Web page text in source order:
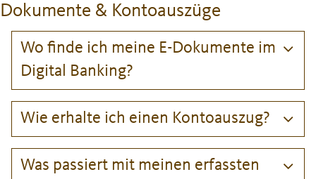
Dokumente & Kontoauszüge
Wo finde ich meine E-Dokumente im
Digital Banking?
Wie erhalte ich einen Kontoauszug?
Was passiert mit meinen erfassten